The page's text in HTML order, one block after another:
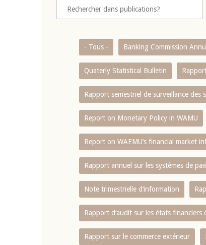
- Tous - Banking Commission
Quaterly Statistical Bulletin
Rapport semestriel de surveillance des
Report on Monetary Policy in WAMU
Report on WAEMU’s financial market
Rapport annuel sur les systèmes de
Note trimestrielle d‘information
Rapport d‘audit sur les états financiers
Rapport sur le commerce extérieur